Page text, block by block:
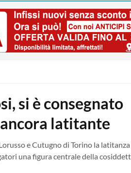
si è consegnato
latitante
e Cutugno di Torino la
una figura centrale della